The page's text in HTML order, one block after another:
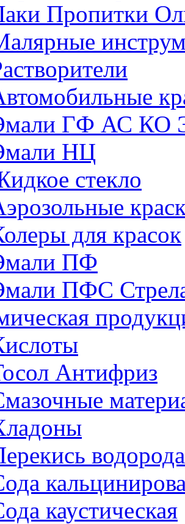
Пропитки
ГФ АС КО
НЦ
стекло
для красок
ПФ
ПФС
Антифриз
водорода
каустическая